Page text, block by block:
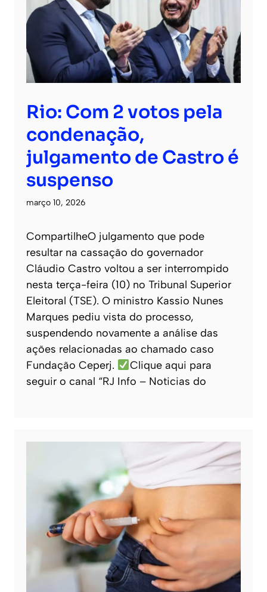
Rio: Com 2 votos pela
condenação,
julgamento de Castro é
suspenso
março 10, 2026
CompartilheO julgamento que pode
resultar na cassação do governador
Cláudio Castro voltou a ser interrompido
nesta terça-feira (10) no Tribunal Superior
Eleitoral (TSE). O ministro Kassio Nunes
Marques pediu vista do processo,
suspendendo novamente a análise das
ações relacionadas ao chamado caso
Fundação Ceperj.
Clique aqui para
seguir o canal “RJ Info – Noticias do